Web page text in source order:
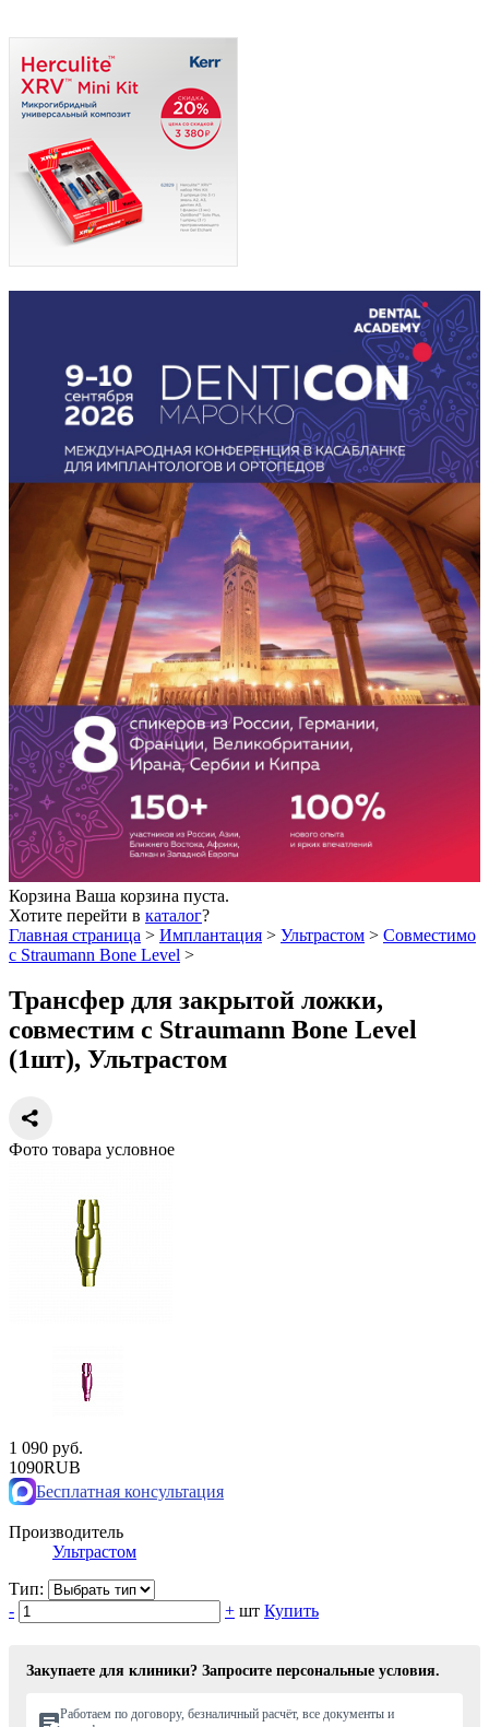
Корзина Ваша корзина пуста.
Хотите перейти в каталог?
Главная страница > Имплантация > Ультрастом > Совместимо
с Straumann Bone Level >
Трансфер для закрытой ложки,
совместим с Straumann Bone Level
(1шт), Ультрастом
Фото товара условное
1 090 руб.
1090RUB
Бесплатная консультация
Производитель
Ультрастом
Тип:
-
+ шт Купить
Закупаете для клиники? Запросите персональные условия.
Работаем по договору, безналичный расчёт, все документы и